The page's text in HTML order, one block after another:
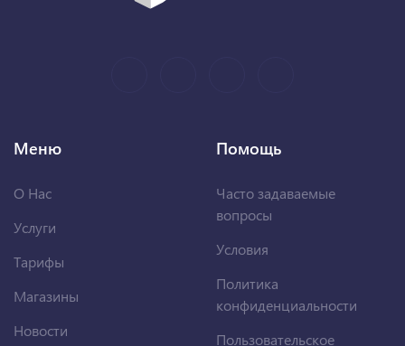
Меню
О Нас
Услуги
Тарифы
Магазины
Новости
Помощь
Часто задаваемые
вопросы
Условия
Политика
конфиденциальности
Пользовательское